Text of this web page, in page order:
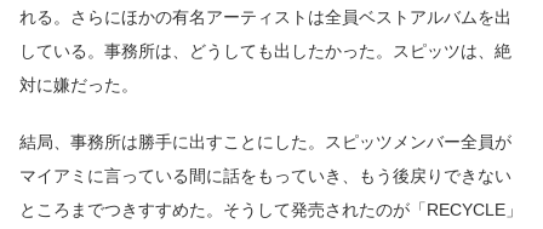
れる。さらにほかの有名アーティストは全員ベストアルバムを出
している。事務所は、どうしても出したかった。スピッツは、絶
対に嫌だった。
結局、事務所は勝手に出すことにした。スピッツメンバー全員が
マイアミに言っている間に話をもっていき、もう後戻りできない
ところまでつきすすめた。そうして発売されたのが「RECYCLE」